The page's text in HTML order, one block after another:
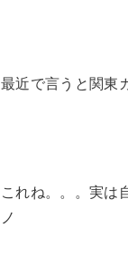
最近で言うと関東
これね。。。実は
ノ